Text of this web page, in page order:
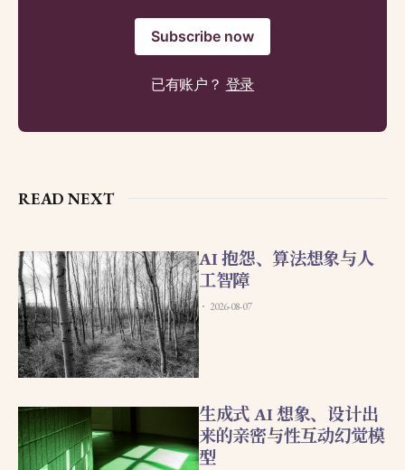
Subscribe now
已有账户？ 登录
READ NEXT
AI 抱怨、算法想象与人
工智障
2026-08-07
生成式 AI 想象、设计出
来的亲密与性互动幻觉模
型